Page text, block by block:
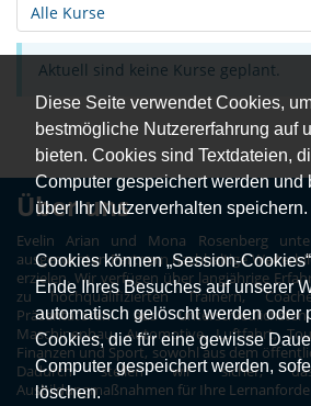
Diese Seite verwendet Cookies,
bestmögliche Nutzererfahrung auf
bieten. Cookies sind Textdateien,
Computer gespeichert werden und
über Ihr Nutzerverhalten speichern.
Cookies können „Session-
Ende Ihres Besuches auf unserer
automatisch gelöscht werden oder
Cookies, die für eine gewisse
Computer gespeichert werden,
löschen.
Alle Kurse
Aktuell sind keine Kurse geplant.
Über uns
Evelin Arian und Mona Rosenberg
ausgesuchten Partnern nachhaltige
erzielen. Wir verfügen über langjährige
zu hochqualifizierten Trainern,
Präsentatoren aus
Maschinenbau, Automotive, Luftfahrt,
Finanzen und Sport, sowohl aus dem
Dadurch stellen wir sicher,
Ausbildungmaßnahmen für Ihre